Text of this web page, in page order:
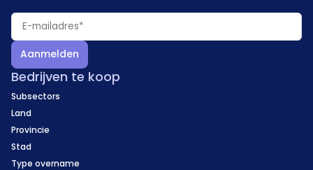
Aanmelden
Bedrijven te koop
Subsectors
Land
Provincie
Stad
Type overname